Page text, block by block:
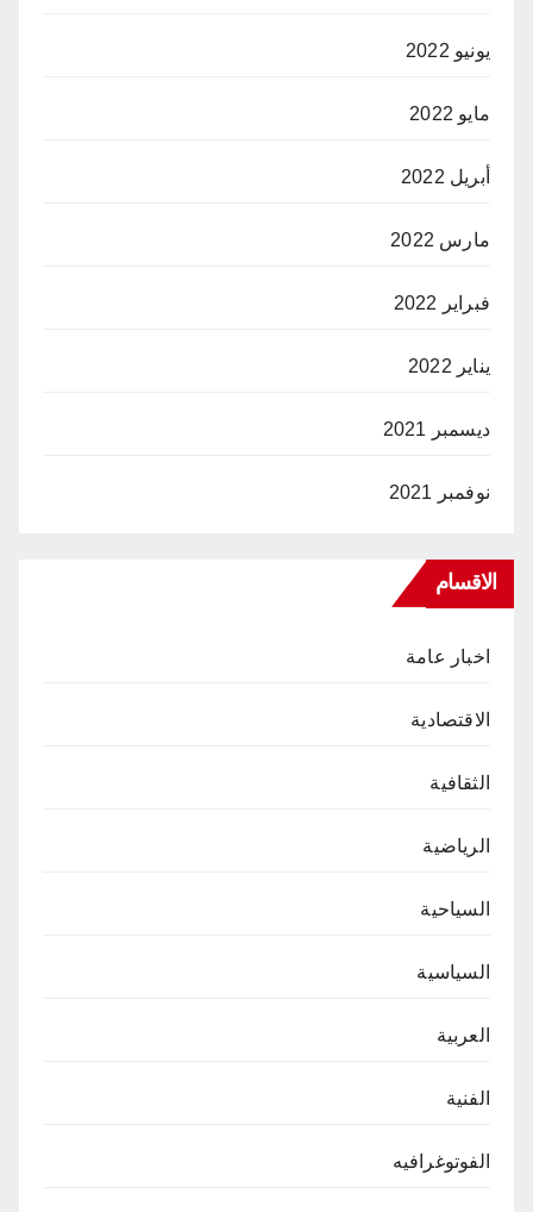
يونيو 2022
مايو 2022
أبريل 2022
مارس 2022
فبراير 2022
يناير 2022
ديسمبر 2021
نوفمبر 2021
الاقسام
اخبار عامة
الاقتصادية
الثقافية
الرياضية
السياحية
السياسية
العربية
الفنية
الفوتوغرافيه